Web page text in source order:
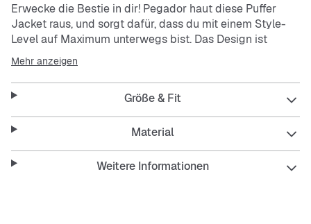
Erwecke die Bestie in dir! Pegador haut diese Puffer
Jacket raus, und sorgt dafür, dass du mit einem Style-
Level auf Maximum unterwegs bist. Das Design ist
einfach nur wild und die die dicke Puffer-Polsterung hält
dich warm wie das Winterfell eines Bären! Gönn deiner
Garderobe dieses hotte Piece, gönn dir Pegador! Worauf
wartest du also noch, bist du Jäger oder Beute?
Features:
Mehr anzeigen
Größe & Fit
Material
Weitere Informationen